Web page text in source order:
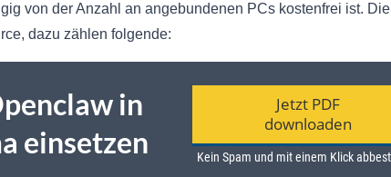
von der Anzahl an angebundenen PCs kostenfrei ist. Die
dazu zählen folgende: